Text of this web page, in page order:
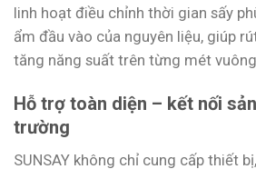
linh hoạt điều chỉnh thời gian sấy
ẩm đầu vào của nguyên liệu, giúp
tăng năng suất trên từng mét
Hỗ trợ toàn diện – kết nối
trường
SUNSAY không chỉ cung cấp thiết